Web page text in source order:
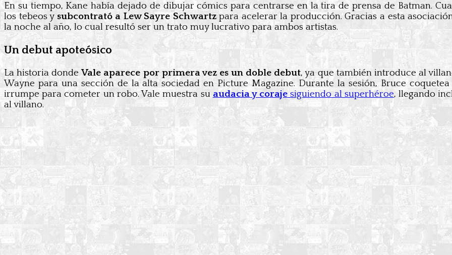
En su tiempo, Kane había dejado de dibujar cómics para centrarse en la tira de prensa de Batman.
los tebeos y subcontrató a Lew Sayre Schwartzpara acelerar la producción. Gracias a esta
la noche al año, lo cual resultó ser un trato muy lucrativo para ambos artistas.
Un debut apoteósico
La historia dondeVale aparece por primera vez es un doble debut, ya que también introduce al
Wayne para una sección de la alta sociedad en Picture Magazine. Durante la sesión, Bruce
irrumpe para cometer un robo. Vale muestra su audacia y coraje siguiendo al superhéroe, llegando
al villano.